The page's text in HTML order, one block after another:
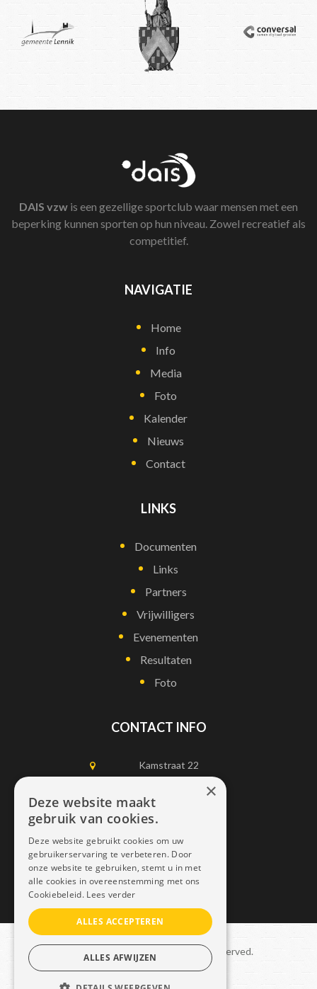
DAIS vzw is een gezellige sportclub waar mensen met een
beperking kunnen sporten op hun niveau. Zowel recreatief als
competitief.
NAVIGATIE
Home
Info
Media
Foto
Kalender
Nieuws
Contact
LINKS
Documenten
Links
Partners
Vrijwilligers
Evenementen
Resultaten
Foto
CONTACT INFO
Kamstraat 22
1750 Lennik
0497452898
info@dais.be
Copyright © 2021 Dais. All rights reserved.
Sitemap–GDPR
×
Deze website maakt
gebruik van cookies.
Deze website gebruikt cookies om uw
gebruikerservaring te verbeteren. Door
onze website te gebruiken, stemt u in met
alle cookies in overeenstemming met ons
Cookiebeleid. Lees verder
ALLES ACCEPTEREN
ALLES AFWIJZEN